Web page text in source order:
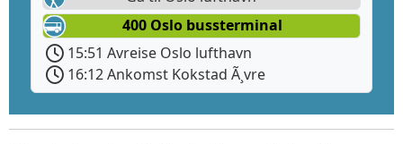
400 Oslo bussterminal
15:51 Avreise Oslo lufthavn
16:12 Ankomst Kokstad Ã¸vre